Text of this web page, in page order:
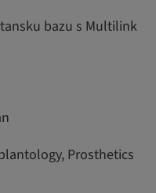
bazu s Multilink
Prosthetics